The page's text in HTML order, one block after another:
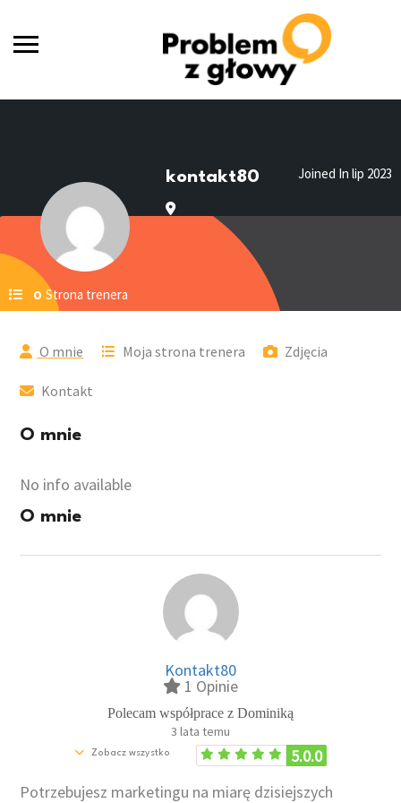
kontakt80 Joined In lip 2023
0 Strona trenera
O mnie Moja strona trenera Zdjęcia
Kontakt
O mnie
No info available
O mnie
Kontakt80
1 Opinie
Polecam współprace z Dominiką
3 lata temu
Zobacz wszystko
5.0.0
Potrzebujesz marketingu na miarę dzisiejszych